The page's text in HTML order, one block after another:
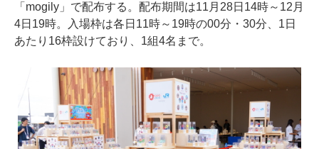
「mogily」で配布する。配布期間は11月28日14時～12月
4日19時。入場枠は各日11時～19時の00分・30分、1日
あたり16枠設けており、1組4名まで。